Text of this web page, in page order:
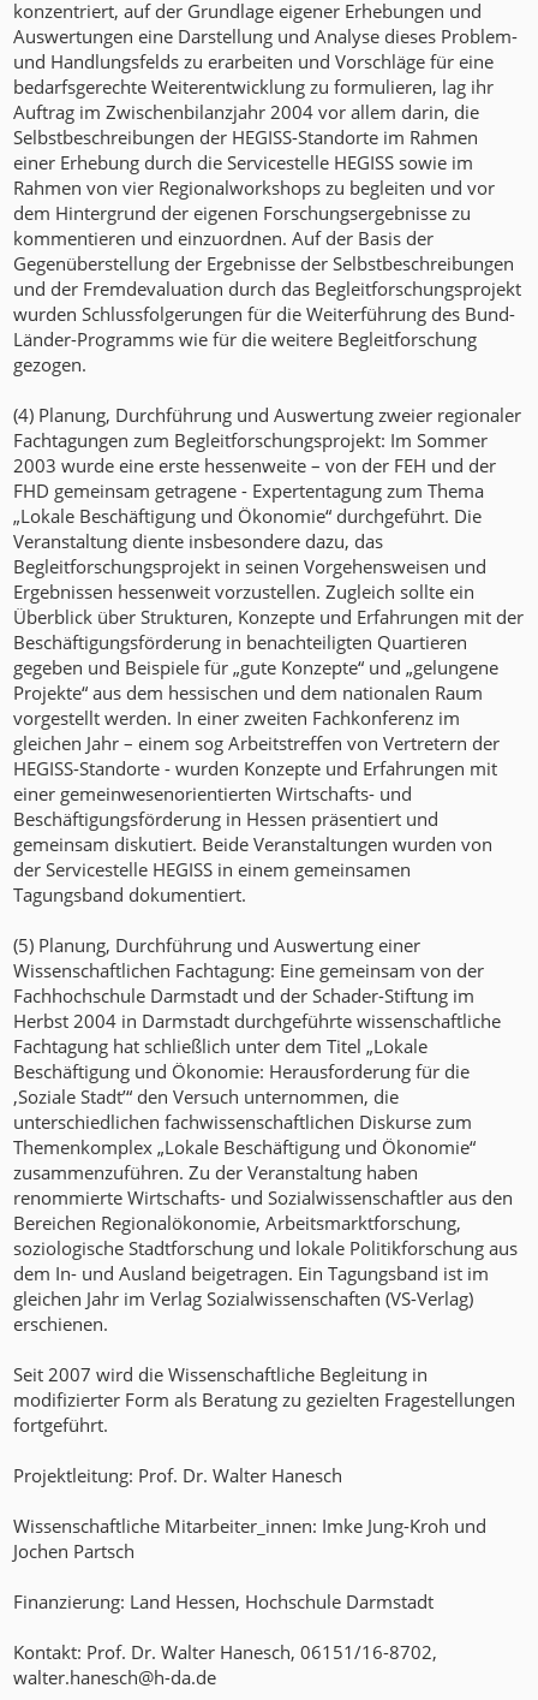
konzentriert, auf der Grundlage eigener Erhebungen und
Auswertungen eine Darstellung und Analyse dieses Problem-
und Handlungsfelds zu erarbeiten und Vorschläge für eine
bedarfsgerechte Weiterentwicklung zu formulieren, lag ihr
Auftrag im Zwischenbilanzjahr 2004 vor allem darin, die
Selbstbeschreibungen der HEGISS-Standorte im Rahmen
einer Erhebung durch die Servicestelle HEGISS sowie im
Rahmen von vier Regionalworkshops zu begleiten und vor
dem Hintergrund der eigenen Forschungsergebnisse zu
kommentieren und einzuordnen. Auf der Basis der
Gegenüberstellung der Ergebnisse der Selbstbeschreibungen
und der Fremdevaluation durch das Begleitforschungsprojekt
wurden Schlussfolgerungen für die Weiterführung des Bund-
Länder-Programms wie für die weitere Begleitforschung
gezogen.
(4) Planung, Durchführung und Auswertung zweier regionaler
Fachtagungen zum Begleitforschungsprojekt: Im Sommer
2003 wurde eine erste hessenweite – von der FEH und der
FHD gemeinsam getragene - Expertentagung zum Thema
„Lokale Beschäftigung und Ökonomie“ durchgeführt. Die
Veranstaltung diente insbesondere dazu, das
Begleitforschungsprojekt in seinen Vorgehensweisen und
Ergebnissen hessenweit vorzustellen. Zugleich sollte ein
Überblick über Strukturen, Konzepte und Erfahrungen mit der
Beschäftigungsförderung in benachteiligten Quartieren
gegeben und Beispiele für „gute Konzepte“ und „gelungene
Projekte“ aus dem hessischen und dem nationalen Raum
vorgestellt werden. In einer zweiten Fachkonferenz im
gleichen Jahr – einem sog Arbeitstreffen von Vertretern der
HEGISS-Standorte - wurden Konzepte und Erfahrungen mit
einer gemeinwesenorientierten Wirtschafts- und
Beschäftigungsförderung in Hessen präsentiert und
gemeinsam diskutiert. Beide Veranstaltungen wurden von
der Servicestelle HEGISS in einem gemeinsamen
Tagungsband dokumentiert.
(5) Planung, Durchführung und Auswertung einer
Wissenschaftlichen Fachtagung: Eine gemeinsam von der
Fachhochschule Darmstadt und der Schader-Stiftung im
Herbst 2004 in Darmstadt durchgeführte wissenschaftliche
Fachtagung hat schließlich unter dem Titel „Lokale
Beschäftigung und Ökonomie: Herausforderung für die
‚Soziale Stadt’“ den Versuch unternommen, die
unterschiedlichen fachwissenschaftlichen Diskurse zum
Themenkomplex „Lokale Beschäftigung und Ökonomie“
zusammenzuführen. Zu der Veranstaltung haben
renommierte Wirtschafts- und Sozialwissenschaftler aus den
Bereichen Regionalökonomie, Arbeitsmarktforschung,
soziologische Stadtforschung und lokale Politikforschung aus
dem In- und Ausland beigetragen. Ein Tagungsband ist im
gleichen Jahr im Verlag Sozialwissenschaften (VS-Verlag)
erschienen.
Seit 2007 wird die Wissenschaftliche Begleitung in
modifizierter Form als Beratung zu gezielten Fragestellungen
fortgeführt.
Projektleitung: Prof. Dr. Walter Hanesch
Wissenschaftliche Mitarbeiter_innen: Imke Jung-Kroh und
Jochen Partsch
Finanzierung: Land Hessen, Hochschule Darmstadt
Kontakt: Prof. Dr. Walter Hanesch, 06151/16-8702,
walter.hanesch@h-da.de